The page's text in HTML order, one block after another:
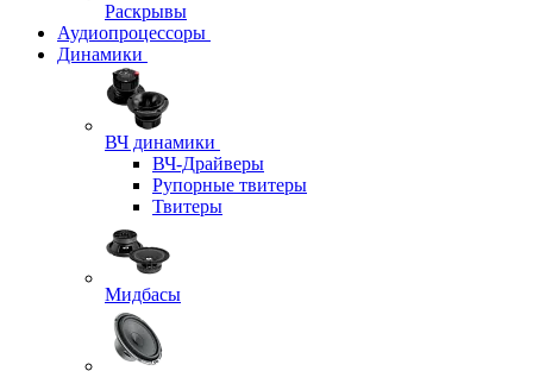
Раскрывы
Аудиопроцессоры
Динамики
ВЧ динамики
ВЧ-Драйверы
Рупорные твитеры
Твитеры
Мидбасы